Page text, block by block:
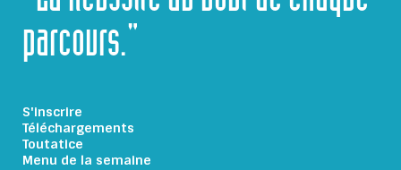
parcours."
S'inscrire
Téléchargements
Toutatice
Menu de la semaine